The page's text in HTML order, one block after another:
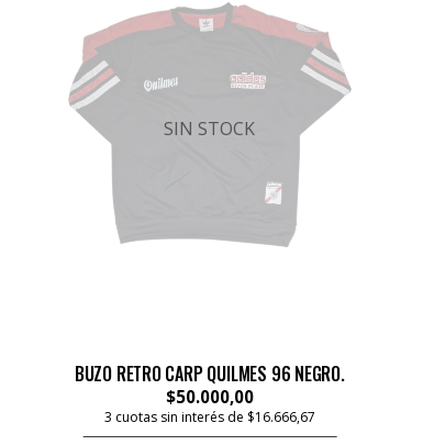
SIN STOCK
BUZO RETRO CARP QUILMES 96 NEGRO.
$50.000,00
3 cuotas sin interés de $16.666,67